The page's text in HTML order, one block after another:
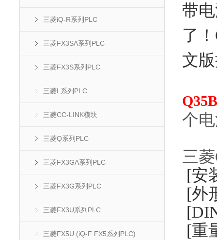
三菱iQ-R系列PLC
三菱FX3SA系列PLC
三菱FX3S系列PLC
三菱L系列PLC
三菱CC-LINK模块
三菱Q系列PLC
三菱FX3GA系列PLC
三菱FX3G系列PLC
三菱FX3U系列PLC
三菱FX5U (iQ-F FX5系列PLC)
带
了
文
Q35B
个
三
[安
[外
[重